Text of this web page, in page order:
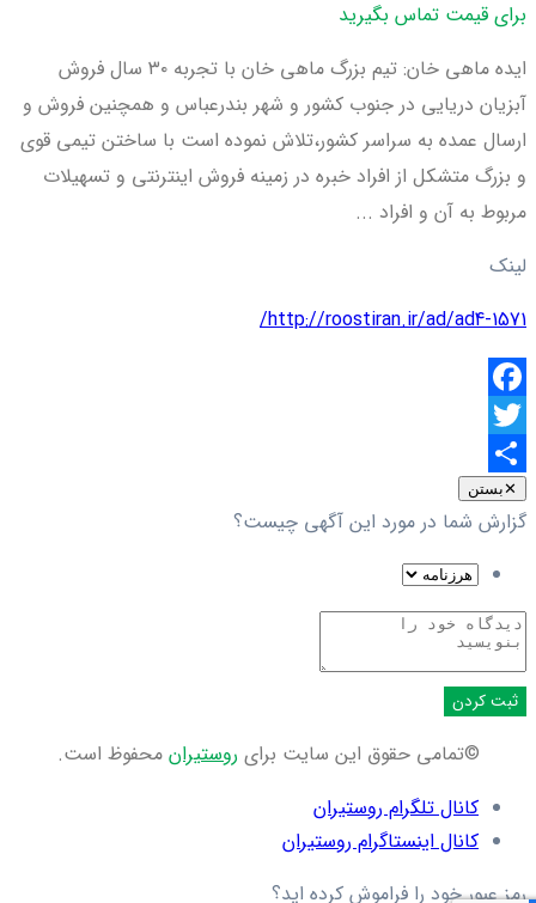
برای قیمت تماس بگیرید
ایده ماهی خان: تیم بزرگ ماهی خان با تجربه ۳۰ سال فروش
آبزیان دریایی در جنوب کشور و شهر بندرعباس و همچنین فروش و
ارسال عمده به سراسر کشور،تلاش نموده است با ساختن تیمی قوی
و بزرگ متشکل از افراد خبره در زمینه فروش اینترنتی و تسهیلات
مربوط به آن و افراد ...
لینک
http://roostiran.ir/ad/ad4-1571/
Facebook
Twitter
اشتراک
گذاری
✕بستن
گزارش شما در مورد این آگهی چیست؟
ثبت کردن
©تمامی حقوق این سایت برای روستیران محفوظ است.
کانال تلگرام روستیران
کانال اینستاگرام روستیران
رمز عبور خود را فراموش کرده اید؟